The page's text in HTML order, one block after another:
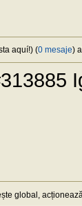
aquí!) (0 mesaje)
global,